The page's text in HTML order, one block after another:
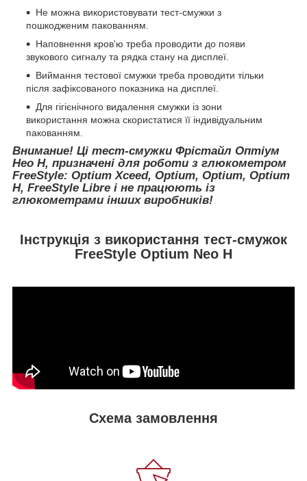
Не можна використовувати тест-смужки з
пошкодженим пакованням.
Наповнення кров'ю треба проводити до появи
звукового сигналу та рядка стану на дисплеї.
Виймання тестової смужки треба проводити тільки
після зафіксованого показника на дисплеї.
Для гігієнічного видалення смужки із зони
використання можна скористатися її індивідуальним
пакованням.
Внимание! Ці тест-смужки Фрістайл Оптіум
Нео Н, призначені для роботи з глюкометром
FreeStyle: Optium Xceed, Optium, Optium, Optium
H, FreeStyle Libre і не працюють із
глюкометрами інших виробників!
Інструкція з використання тест-смужок
FreeStyle Optium Neo H
Схема замовлення